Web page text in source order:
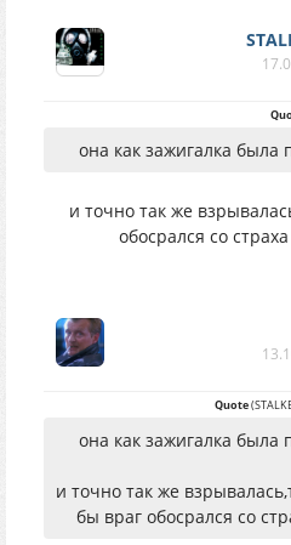
она как зажигалка была
и точно так же
обосрался со
Quote(
она как зажигалка была
и точно так же
бы враг обосрался со